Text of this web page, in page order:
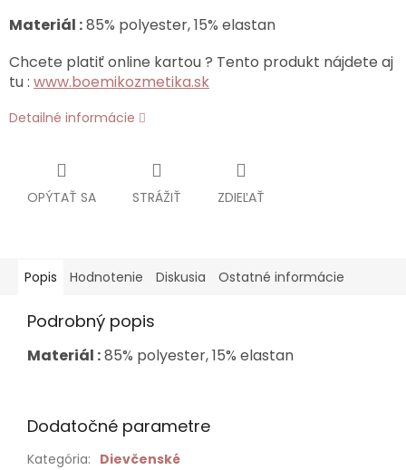
Materiál :85% polyester, 15% elastan
Chcete platiť online kartou ? Tento produkt nájdete aj
tu : www.boemikozmetika.sk
Detailné informácie
OPÝTAŤ SA STRÁŽIŤ ZDIEĽAŤ
Popis Hodnotenie Diskusia Ostatné informácie
Podrobný popis
Materiál :85% polyester, 15% elastan
Dodatočné parametre
Kategória: Dievčenské